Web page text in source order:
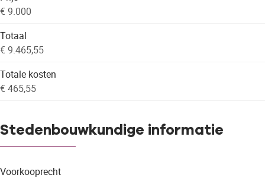
€ 9.000
Totaal
€ 9.465,55
Totale kosten
€ 465,55
Stedenbouwkundige informatie
Voorkooprecht